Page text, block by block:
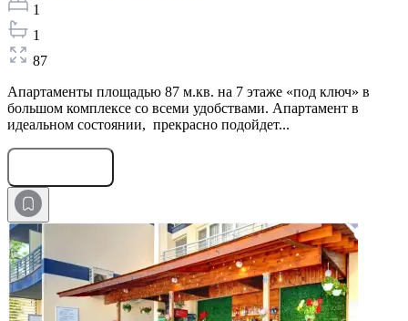
1
1
87
Апартаменты площадью 87 м.кв. на 7 этаже «под ключ» в
большом комплексе со всеми удобствами. Апартамент в
идеальном состоянии, прекрасно подойдет...